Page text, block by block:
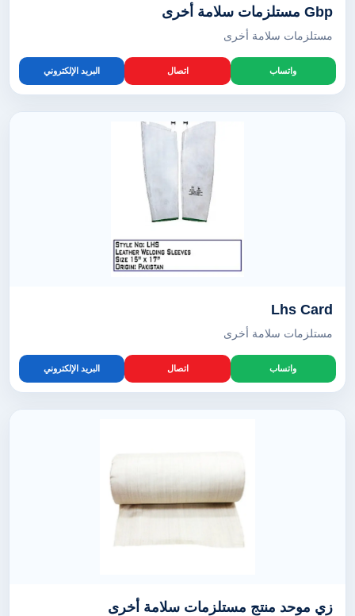
Gbp مستلزمات سلامة أخرى
مستلزمات سلامة أخرى
واتساب اتصال البريد الإلكتروني
Lhs Card
مستلزمات سلامة أخرى
واتساب اتصال البريد الإلكتروني
زي موحد منتج مستلزمات سلامة أخرى